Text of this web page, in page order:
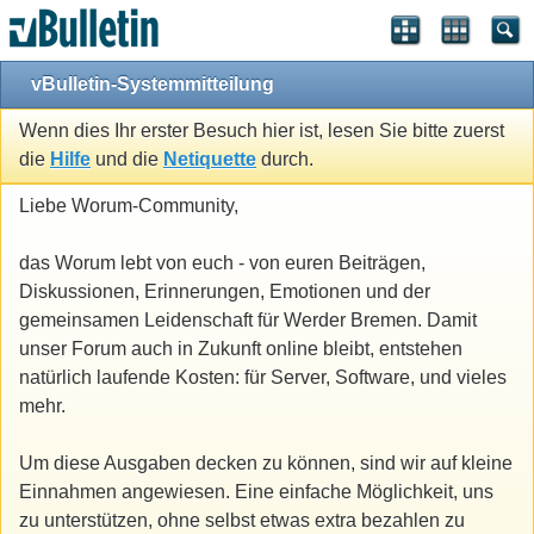
vBulletin-Systemmitteilung
Wenn dies Ihr erster Besuch hier ist, lesen Sie bitte zuerst
die Hilfe und die Netiquette durch.
Liebe Worum-Community,
das Worum lebt von euch - von euren Beiträgen,
Diskussionen, Erinnerungen, Emotionen und der
gemeinsamen Leidenschaft für Werder Bremen. Damit
unser Forum auch in Zukunft online bleibt, entstehen
natürlich laufende Kosten: für Server, Software, und vieles
mehr.
Um diese Ausgaben decken zu können, sind wir auf kleine
Einnahmen angewiesen. Eine einfache Möglichkeit, uns
zu unterstützen, ohne selbst etwas extra bezahlen zu